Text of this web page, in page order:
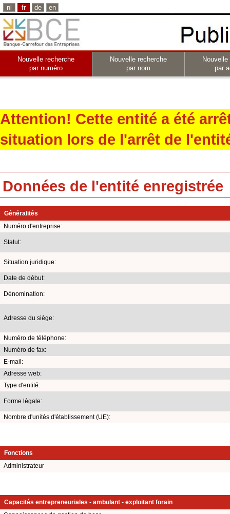
nl fr de en
Nouvelle recherche
par numéro
Nouvelle recherche
par nom
par
Attention! Cette entité a été
situation lors de l'arrêt de
Données de l'entité enregistrée
Généralités
Numéro d'entreprise:
Statut:
Situation juridique:
Date de début:
Dénomination:
Adresse du siège:
Numéro de téléphone:
Numéro de fax:
E-mail:
Adresse web:
Type d'entité:
Forme légale:
Nombre d'unités d'établissement (UE):
Fonctions
Administrateur
Capacités entrepreneuriales - ambulant - exploitant forain